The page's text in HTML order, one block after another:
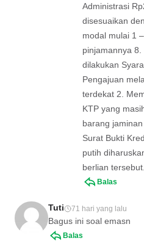
Administrasi
disesuaikan
modal mulai 1
pinjamannya
dilakukan
Pengajuan
terdekat 2.
KTP yang
barang
Surat Bukti
putih
berlian
Balas
Tuti 71 hari yang lalu
Bagus ini soal emasn
Balas